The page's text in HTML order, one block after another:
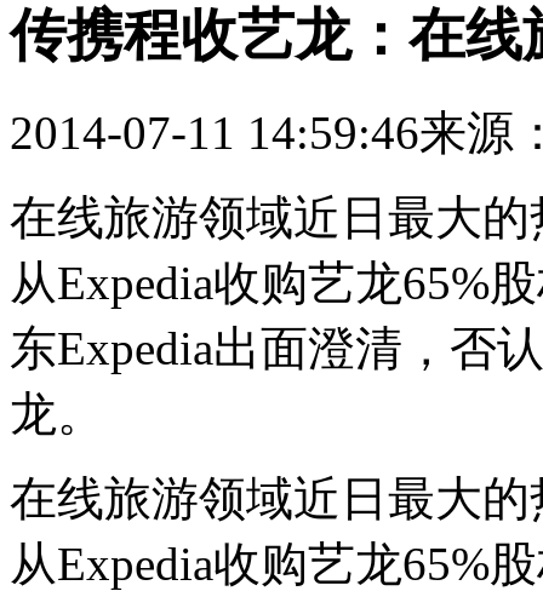
传携程收艺龙：在
2014-07-11 14:59:46来源
在线旅游领域近日最大
从Expedia收购艺龙65%
东Expedia出面澄清，否
龙。
在线旅游领域近日最大
从Expedia收购艺龙65%